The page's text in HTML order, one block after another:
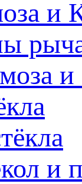
и
и
и